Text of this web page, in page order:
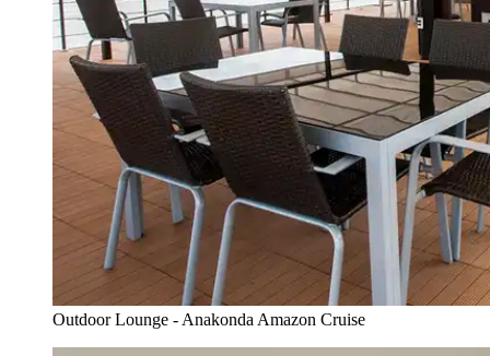
Outdoor Lounge - Anakonda Amazon Cruise